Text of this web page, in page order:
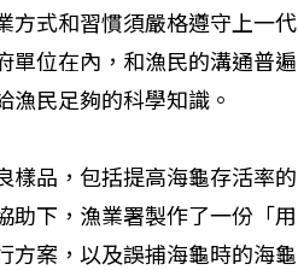
方式和習慣須嚴格遵守上一代
單位在內，和漁民的溝通普遍
民足夠的科學知識。
樣品，包括提高海龜存活率的
助下，漁業署製作了一份「用
方案，以及誤捕海龜時的海龜